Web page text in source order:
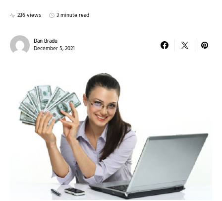
236 views 3 minute read
Dan Bradu
December 5, 2021